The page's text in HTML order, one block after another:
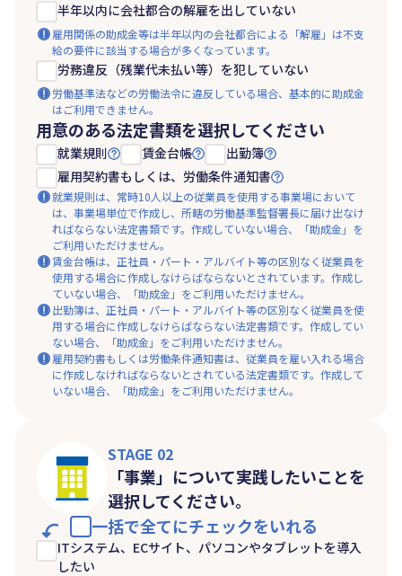
半年以内に会社都合の解雇を出していない
雇用関係の助成金等は半年以内の会社都合による「解雇」は不支
給の要件に該当する場合が多くなっています。
労務違反（残業代未払い等）を犯していない
労働基準法などの労働法令に違反している場合、基本的に助成金
はご利用できません。
用意のある法定書類を選択してください
就業規則 賃金台帳
出勤簿
雇用契約書もしくは、労働条件通知書
就業規則は、常時10人以上の従業員を使用する事業場において
は、事業場単位で作成し、所轄の労働基準監督署長に届け出なけ
ればならない法定書類です。作成していない場合、「助成金」を
ご利用いただけません。
賃金台帳は、正社員・パート・アルバイト等の区別なく従業員を
使用する場合に作成しなけらばならないとされています。作成し
ていない場合、「助成金」をご利用いただけません。
出勤簿は、正社員・パート・アルバイト等の区別なく従業員を使
用する場合に作成しなけらばならない法定書類です。作成してい
ない場合、「助成金」をご利用いただけません。
雇用契約書もしくは労働条件通知書は、従業員を雇い入れる場合
に作成しなければならないとされている法定書類です。作成して
いない場合、「助成金」をご利用いただけません。
STAGE 02
「事業」について実践したいことを
選択してください。
一括で全てにチェックをいれる
ITシステム、ECサイト、パソコンやタブレットを導入
したい